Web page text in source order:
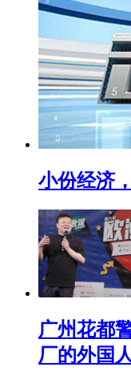
小份经济
广州花都
厂的外国人